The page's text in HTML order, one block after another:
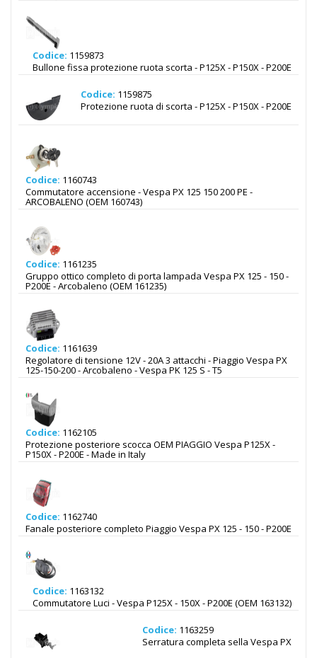
Codice: 1159873
Bullone fissa protezione ruota scorta - P125X - P150X - P200E
Codice: 1159875
Protezione ruota di scorta - P125X - P150X - P200E
Codice: 1160743
Commutatore accensione - Vespa PX 125 150 200 PE -
ARCOBALENO (OEM 160743)
Codice: 1161235
Gruppo ottico completo di porta lampada Vespa PX 125 - 150 -
P200E - Arcobaleno (OEM 161235)
Codice: 1161639
Regolatore di tensione 12V - 20A 3 attacchi - Piaggio Vespa PX
125-150-200 - Arcobaleno - Vespa PK 125 S - T5
Codice: 1162105
Protezione posteriore scocca OEM PIAGGIO Vespa P125X -
P150X - P200E - Made in Italy
Codice: 1162740
Fanale posteriore completo Piaggio Vespa PX 125 - 150 - P200E
Codice: 1163132
Commutatore Luci - Vespa P125X - 150X - P200E (OEM 163132)
Codice: 1163259
Serratura completa sella Vespa PX